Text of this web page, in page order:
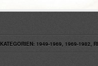
KATEGORIEN: 1949-1969, 1969-1982,